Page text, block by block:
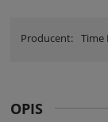
Producent: Time
OPIS